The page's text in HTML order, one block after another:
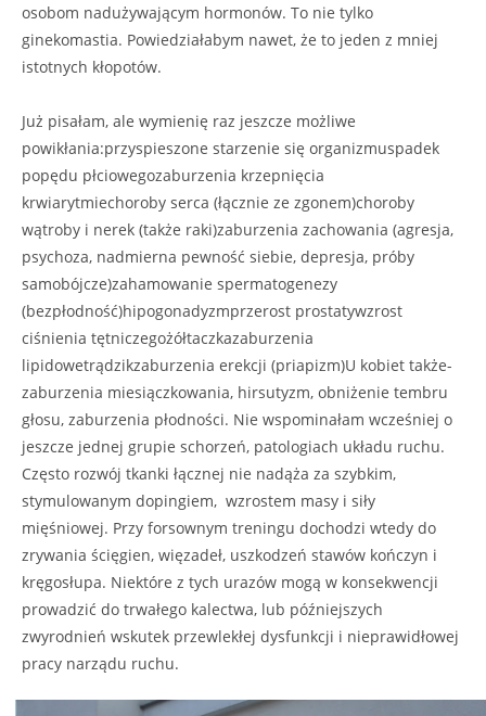
osobom nadużywającym hormonów. To nie tylko
ginekomastia. Powiedziałabym nawet, że to jeden z mniej
istotnych kłopotów.
Już pisałam, ale wymienię raz jeszcze możliwe
powikłania:przyspieszone starzenie się organizmuspadek
popędu płciowegozaburzenia krzepnięcia
krwiarytmiechoroby serca (łącznie ze zgonem)choroby
wątroby i nerek (także raki)zaburzenia zachowania (agresja,
psychoza, nadmierna pewność siebie, depresja, próby
samobójcze)zahamowanie spermatogenezy
(bezpłodność)hipogonadyzmprzerost prostatywzrost
ciśnienia tętniczegożółtaczkazaburzenia
lipidowetrądzikzaburzenia erekcji (priapizm)U kobiet także-
zaburzenia miesiączkowania, hirsutyzm, obniżenie tembru
głosu, zaburzenia płodności. Nie wspominałam wcześniej o
jeszcze jednej grupie schorzeń, patologiach układu ruchu.
Często rozwój tkanki łącznej nie nadąża za szybkim,
stymulowanym dopingiem, wzrostem masy i siły
mięśniowej. Przy forsownym treningu dochodzi wtedy do
zrywania ścięgien, więzadeł, uszkodzeń stawów kończyn i
kręgosłupa. Niektóre z tych urazów mogą w konsekwencji
prowadzić do trwałego kalectwa, lub późniejszych
zwyrodnień wskutek przewlekłej dysfunkcji i nieprawidłowej
pracy narządu ruchu.